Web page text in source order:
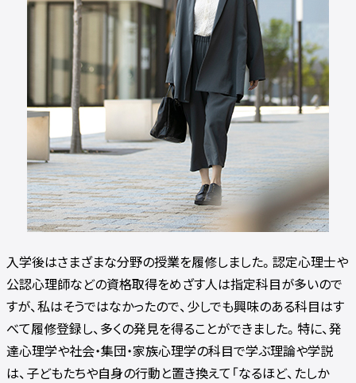
入学後はさまざまな分野の授業を履修しました。認定心理士や
公認心理師などの資格取得をめざす人は指定科目が多いので
すが、私はそうではなかったので、少しでも興味のある科目はす
べて履修登録し、多くの発見を得ることができました。特に、発
達心理学や社会・集団・家族心理学の科目で学ぶ理論や学説
は、子どもたちや自身の行動と置き換えて「なるほど、たしか